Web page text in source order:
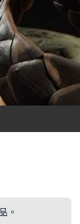
。